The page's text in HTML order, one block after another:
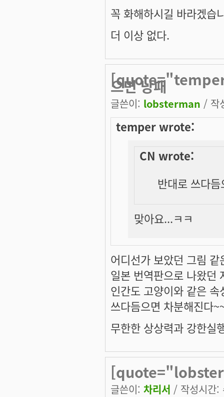
꼭 화해하시길 바라겠습
더 이상 없다.
으면 낭패
글쓴이: lobsterman / 작
temper wrote:
CN wrote:
반대로 쓰다
맞아요...ㅋㅋ
어디선가 보았던 그림 같
일본 번역판으로 나왔던
인간도 고양이와 같은
쓰다듬으면 차분해진다
무한한 상상력과 강한실
글쓴이: 차리서 / 작성시간